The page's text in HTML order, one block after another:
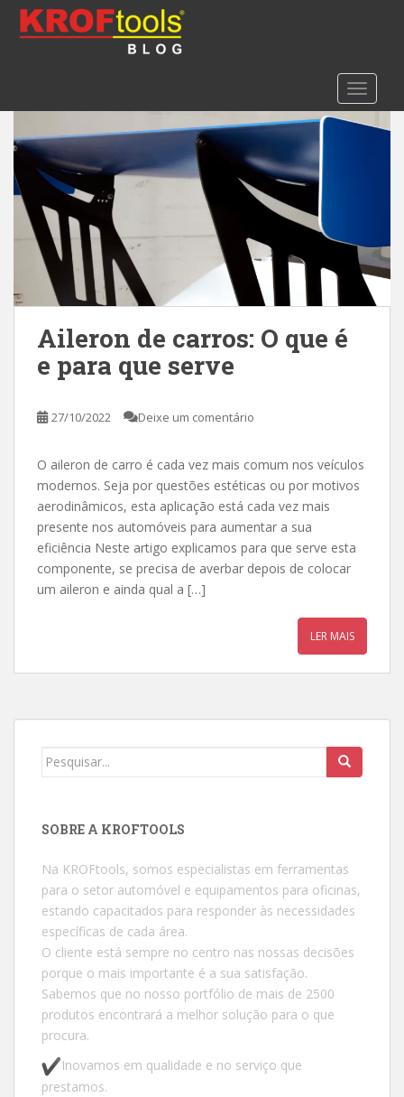
o
Aileron de carros: O que é
e para que serve
27/10/2022 Deixe um comentário
O aileron de carro é cada vez mais comum nos veículos
modernos. Seja por questões estéticas ou por motivos
aerodinâmicos, esta aplicação está cada vez mais
presente nos automóveis para aumentar a sua
eficiência Neste artigo explicamos para que serve esta
componente, se precisa de averbar depois de colocar
um aileron e ainda qual a […]
LER MAIS
Procurar por:
SOBRE A KROFTOOLS
Na KROFtools, somos especialistas em ferramentas
para o setor automóvel e equipamentos para oficinas,
estando capacitados para responder às necessidades
específicas de cada área.
O cliente está sempre no centro nas nossas decisões
porque o mais importante é a sua satisfação.
Sabemos que no nosso portfólio de mais de 2500
produtos encontrará a melhor solução para o que
procura.
Inovamos em qualidade e no serviço que
prestamos.